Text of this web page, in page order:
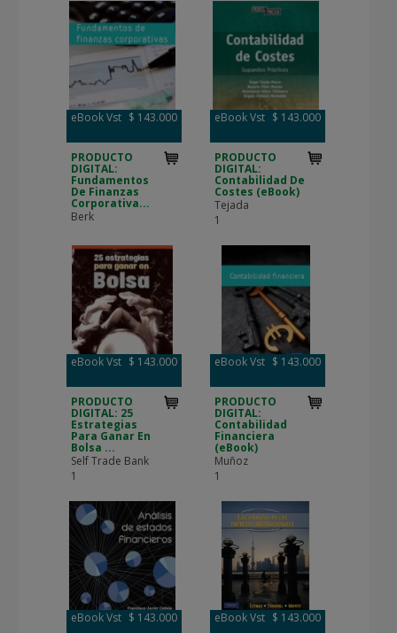
eBook Vst $ 143.000
PRODUCTO
DIGITAL:
Fundamentos
De Finanzas
Corporativa...
Berk
eBook Vst $ 143.000
PRODUCTO
DIGITAL:
Contabilidad De
Costes (eBook)
Tejada
1
eBook Vst $ 143.000
PRODUCTO
DIGITAL: 25
Estrategias
Para Ganar En
Bolsa ...
Self Trade Bank
1
eBook Vst $ 143.000
PRODUCTO
DIGITAL:
Contabilidad
Financiera
(eBook)
Muñoz
1
eBook Vst $ 143.000 eBook Vst $ 143.000